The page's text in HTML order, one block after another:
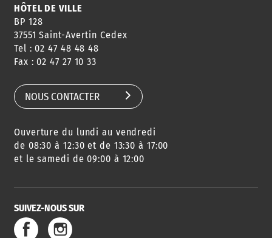
HÔTEL DE VILLE
BP 128
37551 Saint-Avertin Cedex
Tel : 02 47 48 48 48
Fax : 02 47 27 10 33
NOUS CONTACTER
Ouverture du lundi au vendredi
de 08:30 à 12:30 et de 13:30 à 17:00
et le samedi de 09:00 à 12:00
SUIVEZ-NOUS SUR